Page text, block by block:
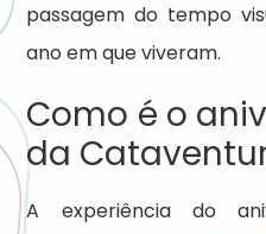
passagem do tempo
ano em que viveram.
Como é o
da
A experiência do